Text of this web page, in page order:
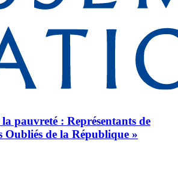
pauvreté : Représentants de
Oubliés de la République »